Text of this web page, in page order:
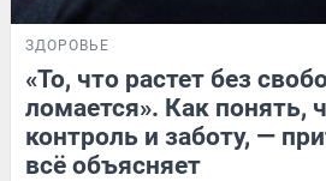
ЗДОРОВЬЕ
«То, что растет без
ломается». Как понять,
контроль и заботу, —
всё объясняет